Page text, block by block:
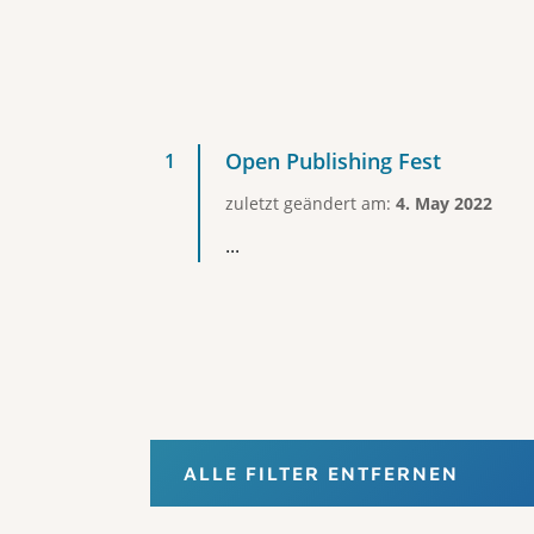
Open Publishing Fest
zuletzt geändert am: 4. May 2022
...
ALLE FILTER ENTFERNEN